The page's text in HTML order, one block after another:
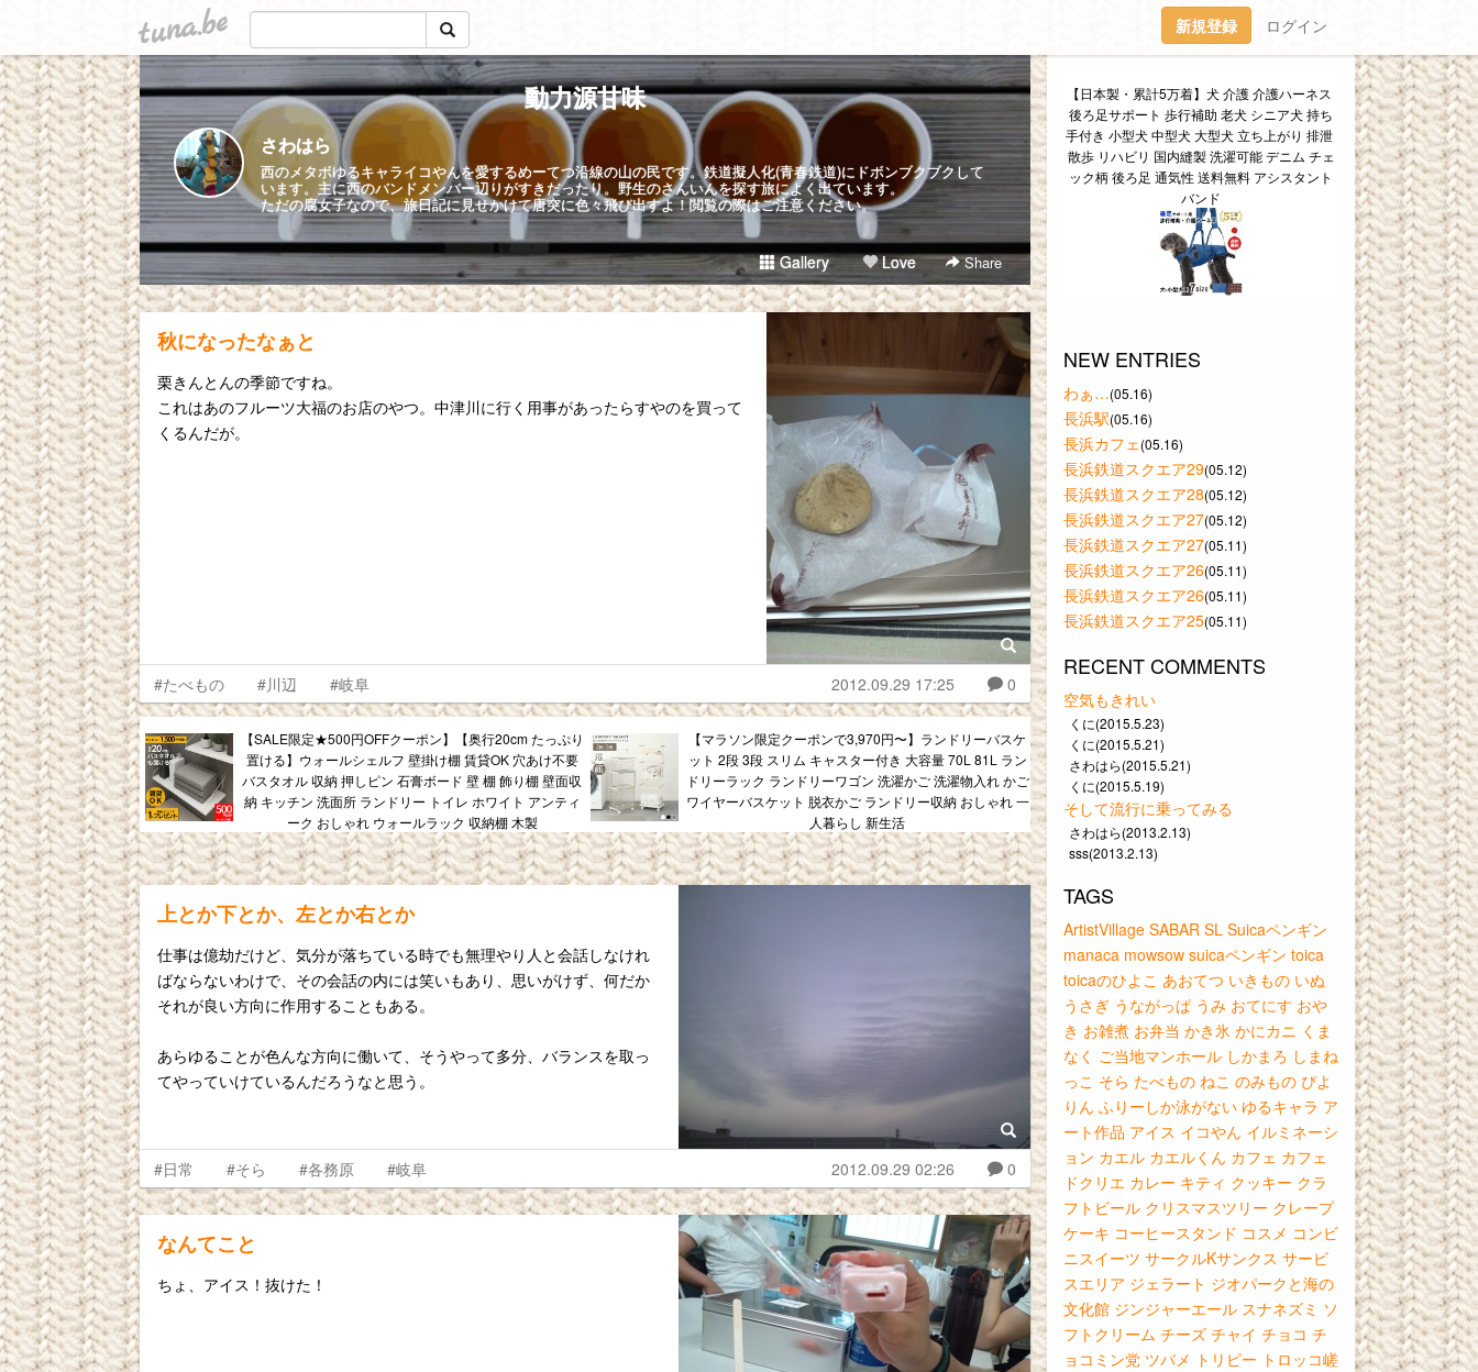
tuna.be 新規登録 ログイン
動力源甘味
さわはら
西のメタボゆるキャライコやんを愛するめーてつ沿線の山の民です。鉄道擬人化(青春鉄道)にドボンブクブクして
います。主に西のバンドメンバー辺りがすきだったり。野生のさんいんを探す旅によく出ています。
ただの腐女子なので、旅日記に見せかけて唐突に色々飛び出すよ！閲覧の際はご注意ください。
Gallery Love Share
秋になったなぁと
栗きんとんの季節ですね。
これはあのフルーツ大福のお店のやつ。中津川に行く用事があったらすやのを買って
くるんだが。
#たべもの #川辺 #岐阜 2012.09.29 17:25 0
【SALE限定★500円OFFクーポン】【奥行20cm たっぷり
置ける】ウォールシェルフ 壁掛け棚 賃貸OK 穴あけ不要
バスタオル 収納 押しピン 石膏ボード 壁 棚 飾り棚 壁面収
納 キッチン 洗面所 ランドリー トイレ ホワイト アンティ
ーク おしゃれ ウォールラック 収納棚 木製
【マラソン限定クーポンで3,970円〜】ランドリーバスケ
ット 2段 3段 スリム キャスター付き 大容量 70L 81L ラン
ドリーラック ランドリーワゴン 洗濯かご 洗濯物入れ かご
ワイヤーバスケット 脱衣かご ランドリー収納 おしゃれ 一
人暮らし 新生活
上とか下とか、左とか右とか
仕事は億劫だけど、気分が落ちている時でも無理やり人と会話しなけれ
ばならないわけで、その会話の内には笑いもあり、思いがけず、何だか
それが良い方向に作用することもある。
あらゆることが色んな方向に働いて、そうやって多分、バランスを取っ
てやっていけているんだろうなと思う。
#日常 #そら #各務原 #岐阜 2012.09.29 02:26 0
なんてこと
ちょ、アイス！抜けた！
【日本製・累計5万着】犬 介護 介護ハーネス
後ろ足サポート 歩行補助 老犬 シニア犬 持ち
手付き 小型犬 中型犬 大型犬 立ち上がり 排泄
散歩 リハビリ 国内縫製 洗濯可能 デニム チェ
ック柄 後ろ足 通気性 送料無料 アシスタント
バンド
NEW ENTRIES
わぁ…(05.16)
長浜駅(05.16)
長浜カフェ(05.16)
長浜鉄道スクエア29(05.12)
長浜鉄道スクエア28(05.12)
長浜鉄道スクエア27(05.12)
長浜鉄道スクエア27(05.11)
長浜鉄道スクエア26(05.11)
長浜鉄道スクエア26(05.11)
長浜鉄道スクエア25(05.11)
RECENT COMMENTS
空気もきれい
くに(2015.5.23)
くに(2015.5.21)
さわはら(2015.5.21)
くに(2015.5.19)
そして流行に乗ってみる
さわはら(2013.2.13)
sss(2013.2.13)
TAGS
ArtistVillage SABAR SL Suicaペンギン
manaca mowsow suicaペンギン toica
toicaのひよこ あおてつ いきもの いぬ
うさぎ うながっぱ うみ おてにす おや
き お雑煮 お弁当 かき氷 かにカニ くま
なく ご当地マンホール しかまろ しまね
っこ そら たべもの ねこ のみもの ぴよ
りん ふりーしか泳がない ゆるキャラ ア
ート作品 アイス イコやん イルミネーシ
ョン カエル カエルくん カフェ カフェ
ドクリエ カレー キティ クッキー クラ
フトビール クリスマスツリー クレープ
ケーキ コーヒースタンド コスメ コンビ
ニスイーツ サークルKサンクス サービ
スエリア ジェラート ジオパークと海の
文化館 ジンジャーエール スナネズミ ソ
フトクリーム チーズ チャイ チョコ チ
ョコミン党 ツバメ トリピー トロッコ嵯